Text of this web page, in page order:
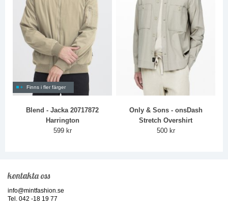
Finns i fler färger
Blend - Jacka 20717872
Harrington
599 kr
Only & Sons - onsDash
Stretch Overshirt
500 kr
kontakta oss
info@mintfashion.se
Tel. 042 -18 19 77